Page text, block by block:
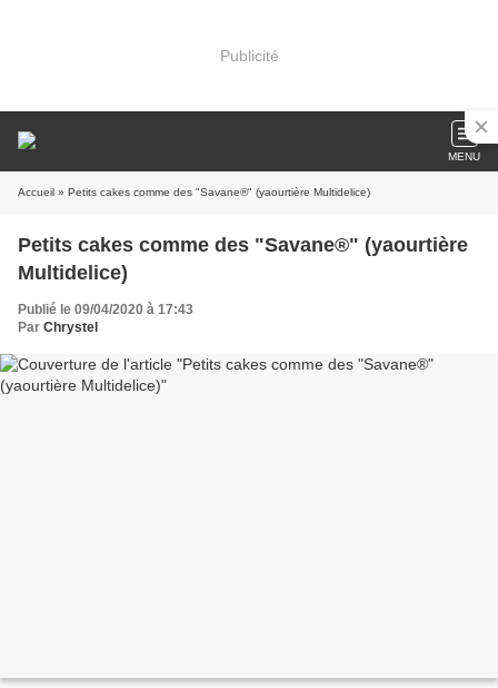
Publicité
MENU
Accueil » Petits cakes comme des "Savane®" (yaourtière Multidelice)
Petits cakes comme des "Savane®" (yaourtière
Multidelice)
Publié le 09/04/2020 à 17:43
Par Chrystel